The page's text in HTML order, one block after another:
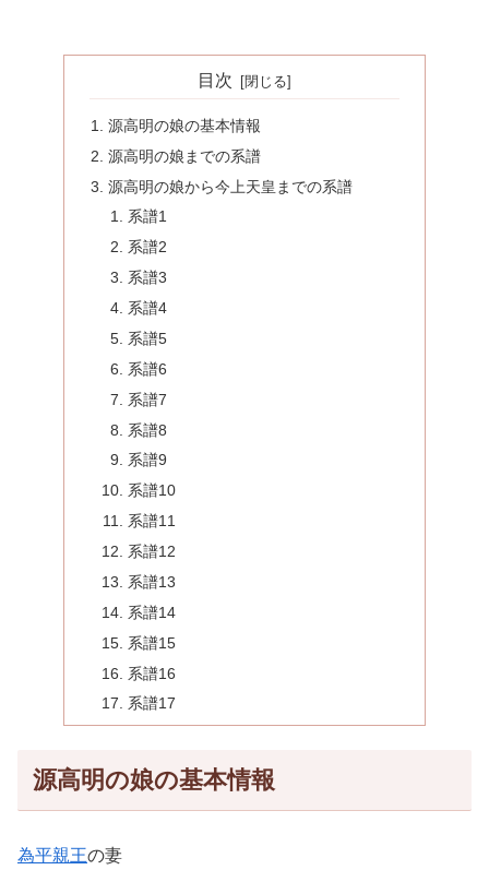
目次
源高明の娘の基本情報
源高明の娘までの系譜
源高明の娘から今上天皇までの系譜
系譜1
系譜2
系譜3
系譜4
系譜5
系譜6
系譜7
系譜8
系譜9
系譜10
系譜11
系譜12
系譜13
系譜14
系譜15
系譜16
系譜17
源高明の娘の基本情報
為平親王の妻